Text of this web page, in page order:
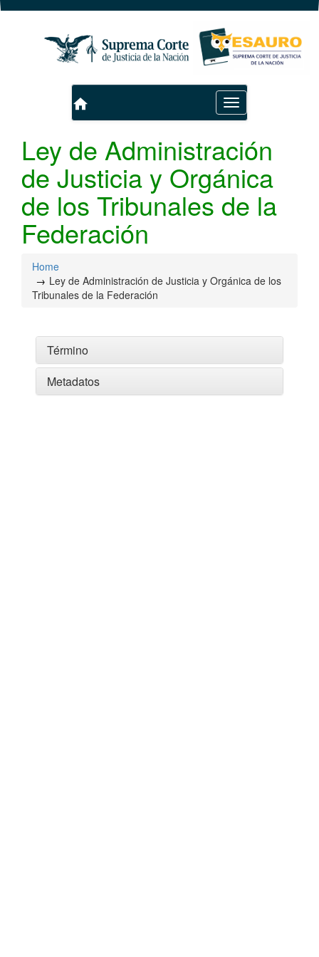
Toggle
navigation
home
Ley de Administración
de Justicia y Orgánica
de los Tribunales de la
Federación
Home
Ley de Administración de Justicia y Orgánica de los
Tribunales de la Federación
Término
Metadatos